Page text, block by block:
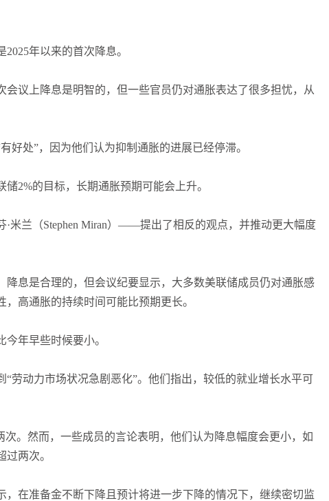
年以来的首次降息。
议上降息是明智的，但一些官员仍对通胀表达了很多担忧，从
好处”，因为他们认为抑制通胀的进展已经停滞。
2%的目标，长期通胀预期可能会上升。
米兰（Stephen Miran）——提出了相反的观点，并推动更大幅度
息是合理的，但会议纪要显示，大多数美联储成员仍对通胀感
高通胀的持续时间可能比预期更长。
年早些时候要小。
劳动力市场状况急剧恶化”。他们指出，较低的就业增长水平可
。然而，一些成员的言论表明，他们认为降息幅度会更小，如
两次。
在准备金不断下降且预计将进一步下降的情况下，继续密切监